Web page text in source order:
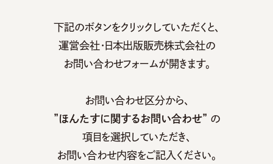
下記のボタンをクリックしていただくと、
運営会社・⽇本出版販売株式会社の
お問い合わせフォームが開きます。
お問い合わせ区分から、
”ほんたすに関するお問い合わせ” の
項⽬を選択していただき、
お問い合わせ内容をご記⼊ください。